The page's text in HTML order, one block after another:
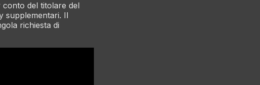
del titolare del
supplementari. Il
richiesta di